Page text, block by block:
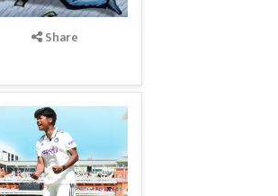
Share